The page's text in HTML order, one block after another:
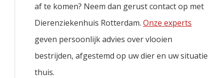
af te komen? Neem dan gerust contact op met
Dierenziekenhuis Rotterdam. Onze experts
geven persoonlijk advies over vlooien
bestrijden, afgestemd op uw dier en uw situatie
thuis.